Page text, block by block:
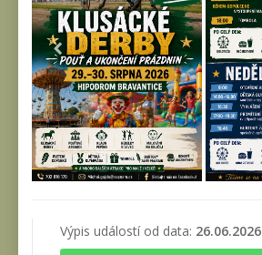
Výpis událostí od data: 26.06.2026